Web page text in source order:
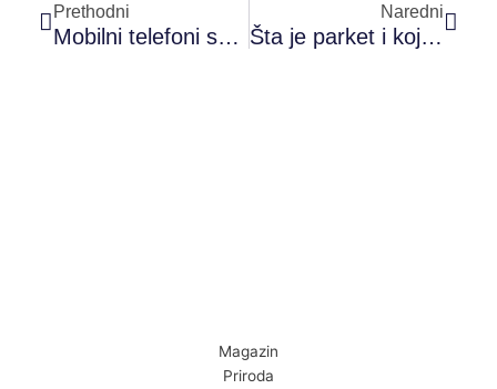
Prethodni
Mobilni telefoni sa najboljim kamerama za nezaboravne fotografije
Naredni
Šta je parket i koje vrste parketa postoje?
Magazin
Priroda